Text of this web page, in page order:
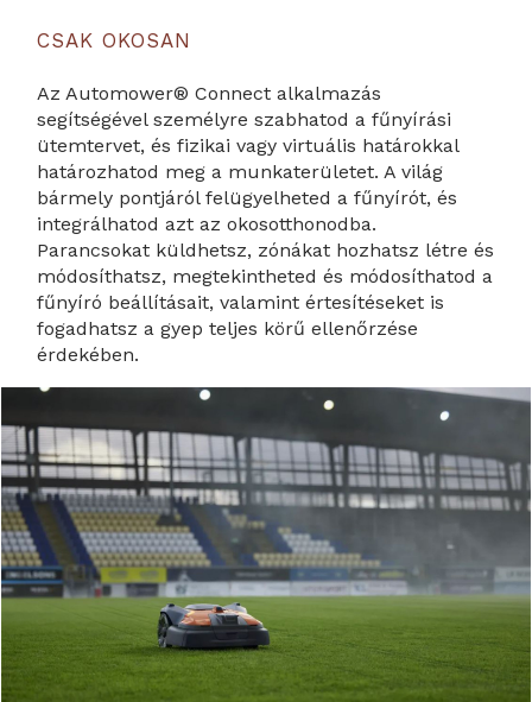
CSAK OKOSAN
Az Automower® Connect alkalmazás
segítségével személyre szabhatod a fűnyírási
ütemtervet, és fizikai vagy virtuális határokkal
határozhatod meg a munkaterületet. A világ
bármely pontjáról felügyelheted a fűnyírót, és
integrálhatod azt az okosotthonodba.
Parancsokat küldhetsz, zónákat hozhatsz létre és
módosíthatsz, megtekintheted és módosíthatod a
fűnyíró beállításait, valamint értesítéseket is
fogadhatsz a gyep teljes körű ellenőrzése
érdekében.